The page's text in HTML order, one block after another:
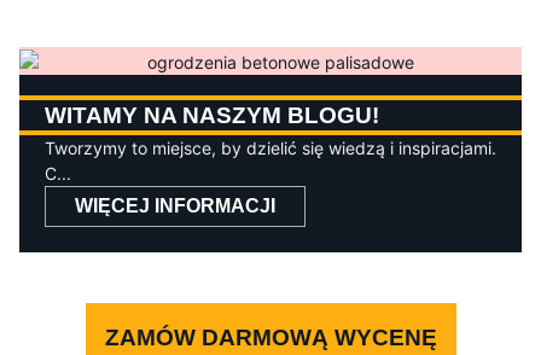
WITAMY NA NASZYM BLOGU!
Tworzymy to miejsce, by dzielić się wiedzą i inspiracjami.
C...
WIĘCEJ INFORMACJI
ZAMÓW DARMOWĄ WYCENĘ